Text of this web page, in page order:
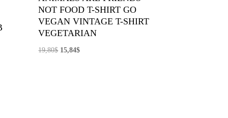
NOT FOOD T-SHIRT GO
VEGAN VINTAGE T-SHIRT
VEGETARIAN
19,80$ El
15,84$El